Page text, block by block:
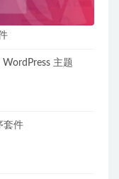
主题
套件